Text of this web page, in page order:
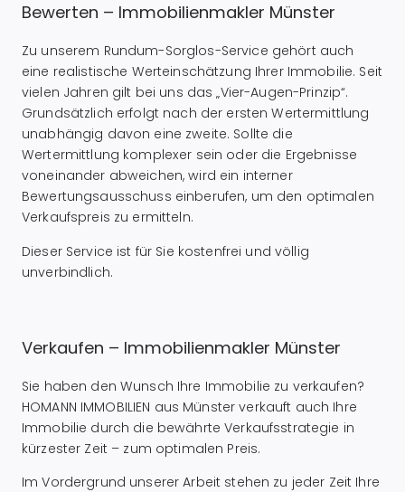
Bewerten – Immobilienmakler Münster
Zu unserem Rundum-Sorglos-Service gehört auch
eine realistische Werteinschätzung Ihrer Immobilie. Seit
vielen Jahren gilt bei uns das „Vier-Augen-Prinzip“.
Grundsätzlich erfolgt nach der ersten Wertermittlung
unabhängig davon eine zweite. Sollte die
Wertermittlung komplexer sein oder die Ergebnisse
voneinander abweichen, wird ein interner
Bewertungsausschuss einberufen, um den optimalen
Verkaufspreis zu ermitteln.
Dieser Service ist für Sie kostenfrei und völlig
unverbindlich.
Verkaufen – Immobilienmakler Münster
Sie haben den Wunsch Ihre Immobilie zu verkaufen?
HOMANN IMMOBILIEN aus Münster verkauft auch Ihre
Immobilie durch die bewährte Verkaufsstrategie in
kürzester Zeit – zum optimalen Preis.
Im Vordergrund unserer Arbeit stehen zu jeder Zeit Ihre